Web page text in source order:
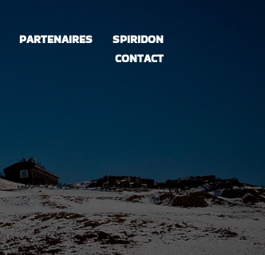
PARTENAIRES
SPIRIDON
CONTACT